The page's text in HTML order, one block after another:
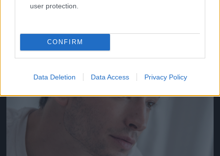
user protection.
CONFIRM
Data Deletion Data Access Privacy Policy